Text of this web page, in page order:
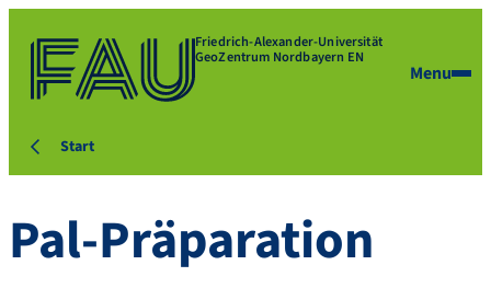
Friedrich-Alexander-Universität
GeoZentrum Nordbayern EN
Menu
Start
Pal-Präparation